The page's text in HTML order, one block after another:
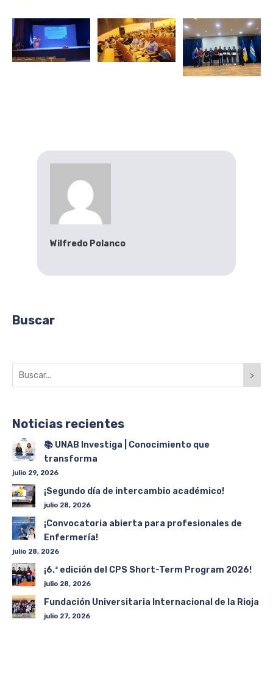
Wilfredo Polanco
Buscar
>
Noticias recientes
📚 UNAB Investiga | Conocimiento que
transforma
julio 29, 2026
¡Segundo día de intercambio académico!
julio 28, 2026
¡Convocatoria abierta para profesionales de
Enfermería!
julio 28, 2026
¡6.ª edición del CPS Short-Term Program 2026!
julio 28, 2026
Fundación Universitaria Internacional de la Rioja
julio 27, 2026